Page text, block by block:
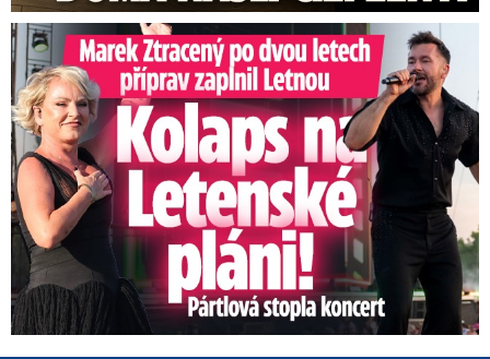
Marek Ztracený na Letné: Pártlová stopla koncert